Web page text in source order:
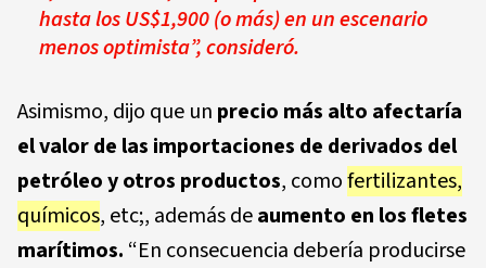
hasta los US$1,900 (o más) en un escenario
menos optimista”, consideró.
Asimismo, dijo que un precio más alto afectaría
el valor de las importaciones de derivados del
petróleo y otros productos, comofertilizantes,
químicos, etc;, además deaumento en los fletes
marítimos. “En consecuencia debería producirse